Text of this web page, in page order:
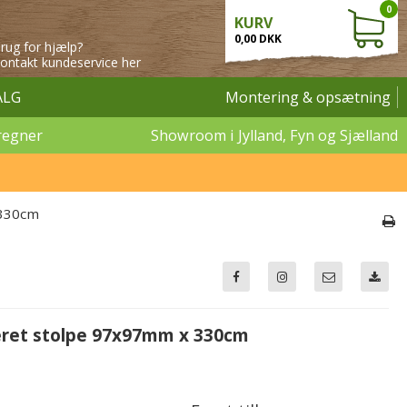
for hjælp?
kundeservice her
KURV
0,00 DKK
0
Montering & opsætning
Showroom i Jylland, Fyn og Sjælland
stolpe 97x97mm x 330cm